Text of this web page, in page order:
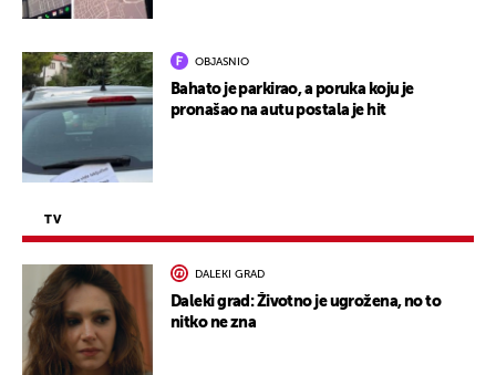
OBJASNIO
Bahato je parkirao, a poruka koju je
pronašao na autu postala je hit
TV
DALEKI GRAD
Daleki grad: Životno je ugrožena, no to
nitko ne zna